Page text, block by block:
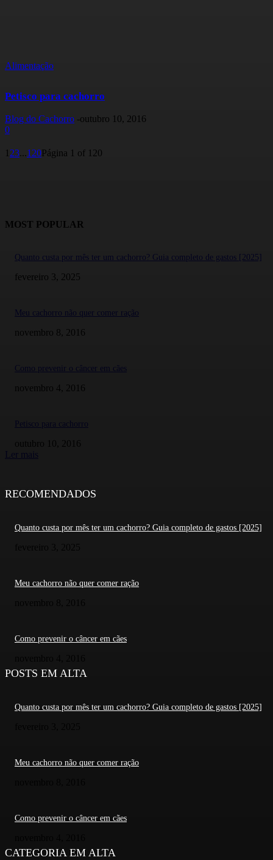
Alimentação
Petisco para cachorro
Blog do Cachorro -outubro 10, 2016
0
1 23...120Página 1 of 120
MOST POPULAR
Quanto custa por mês ter um cachorro? Guia completo de gastos [2025]
fevereiro 3, 2025
Meu cachorro não quer comer ração
novembro 8, 2016
Como prevenir o câncer em cães
novembro 4, 2016
Petisco para cachorro
outubro 10, 2016
Ler mais
RECOMENDADOS
Quanto custa por mês ter um cachorro? Guia completo de gastos [2025]
Meu cachorro não quer comer ração
Como prevenir o câncer em cães
POSTS EM ALTA
Quanto custa por mês ter um cachorro? Guia completo de gastos [2025]
Meu cachorro não quer comer ração
Como prevenir o câncer em cães
CATEGORIA EM ALTA